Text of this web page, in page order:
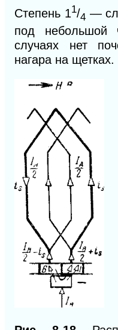
Степень 11/4 —
под небольшой
случаях нет
нагара на щетках.